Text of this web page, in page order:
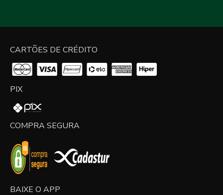
CARTÕES DE CRÉDITO
PIX
COMPRA SEGURA
BAIXE O APP